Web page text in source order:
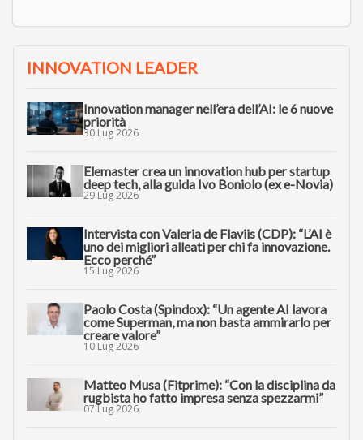
INNOVATION LEADER
Innovation manager nell’era dell’AI: le 6 nuove
priorità
30 Lug 2026
Elemaster crea un innovation hub per startup
deep tech, alla guida Ivo Boniolo (ex e-Novia)
29 Lug 2026
Intervista con Valeria de Flaviis (CDP): “L’AI è
uno dei migliori alleati per chi fa innovazione.
Ecco perché”
15 Lug 2026
Paolo Costa (Spindox): “Un agente AI lavora
come Superman, ma non basta ammirarlo per
creare valore”
10 Lug 2026
Matteo Musa (Fitprime): “Con la disciplina da
rugbista ho fatto impresa senza spezzarmi”
07 Lug 2026